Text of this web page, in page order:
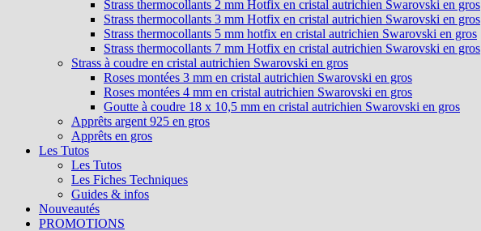
Strass thermocollants 2 mm Hotfix en cristal autrichien Swarovski en gros
Strass thermocollants 3 mm Hotfix en cristal autrichien Swarovski en gros
Strass thermocollants 5 mm hotfix en cristal autrichien Swarovski en gros
Strass thermocollants 7 mm Hotfix en cristal autrichien Swarovski en gros
Strass à coudre en cristal autrichien Swarovski en gros
Roses montées 3 mm en cristal autrichien Swarovski en gros
Roses montées 4 mm en cristal autrichien Swarovski en gros
Goutte à coudre 18 x 10,5 mm en cristal autrichien Swarovski en gros
Apprêts argent 925 en gros
Apprêts en gros
Les Tutos
Les Tutos
Les Fiches Techniques
Guides & infos
Nouveautés
PROMOTIONS